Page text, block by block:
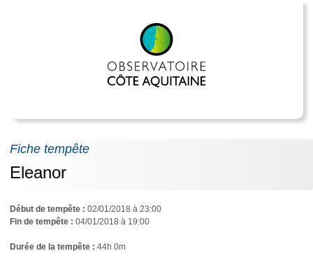
Fiche tempête
Eleanor
Début de tempête :02/01/2018 à 23:00
Fin de tempête :04/01/2018 à 19:00
Durée de la tempête : 44h 0m